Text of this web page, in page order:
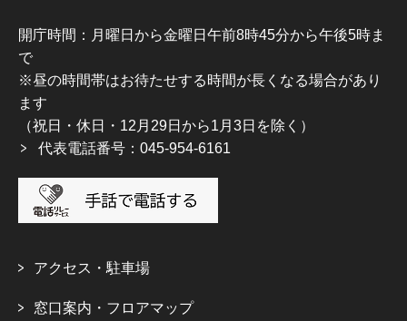
開庁時間：月曜日から金曜日午前8時45分から午後5時ま
で
※昼の時間帯はお待たせする時間が長くなる場合があり
ます
（祝日・休日・12月29日から1月3日を除く）
代表電話番号：045-954-6161
アクセス・駐車場
窓口案内・フロアマップ